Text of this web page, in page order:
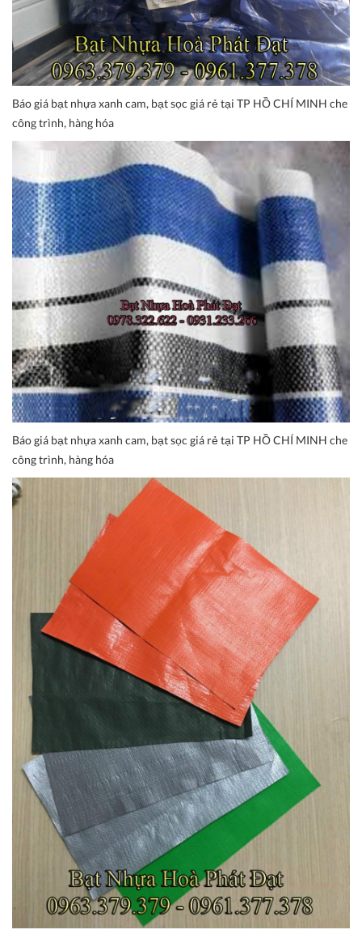
Báo giá bạt nhựa xanh cam, bạt sọc giá rẻ tại TP HỒ CHÍ MINH che
công trình, hàng hóa
Báo giá bạt nhựa xanh cam, bạt sọc giá rẻ tại TP HỒ CHÍ MINH che
công trình, hàng hóa